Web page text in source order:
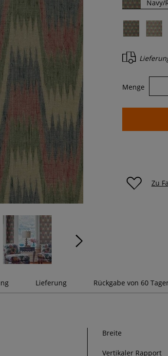
Menge
Zu
Lieferung Rückgabe von 60
Breite
Vertikaler Rapport